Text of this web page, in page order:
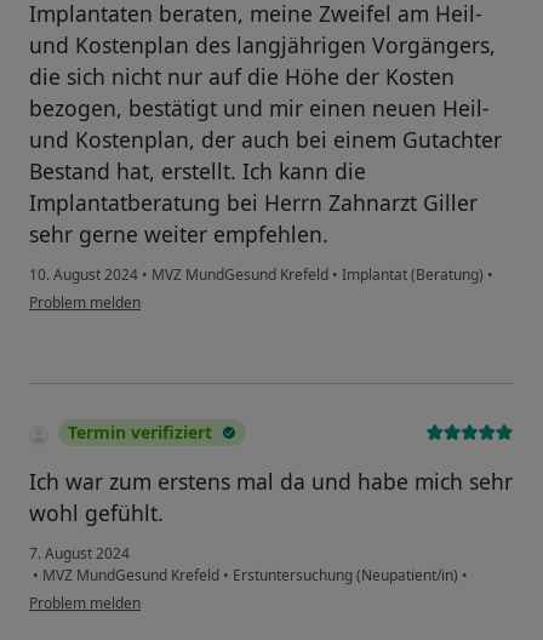
Implantaten beraten, meine Zweifel am Heil-
und Kostenplan des langjährigen Vorgängers,
die sich nicht nur auf die Höhe der Kosten
bezogen, bestätigt und mir einen neuen Heil-
und Kostenplan, der auch bei einem Gutachter
Bestand hat, erstellt. Ich kann die
Implantatberatung bei Herrn Zahnarzt Giller
sehr gerne weiter empfehlen.
10. August 2024 • MVZ MundGesund Krefeld • Implantat (Beratung) •
Problem melden
Termin verifiziert
Ich war zum erstens mal da und habe mich sehr
wohl gefühlt.
7. August 2024
• MVZ MundGesund Krefeld • Erstuntersuchung (Neupatient/in) •
Problem melden